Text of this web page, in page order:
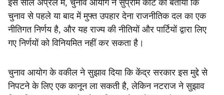
इस साल अप्रैल में, चुनाव आयोग ने सुप्रीम कोर्ट को बताया कि
चुनाव से पहले या बाद में मुफ्त उपहार देना राजनीतिक दल का एक
नीतिगत निर्णय है, और यह राज्य की नीतियों और पार्टियों द्वारा लिए
गए निर्णयों को विनियमित नहीं कर सकता है।
चुनाव आयोग के वकील ने सुझाव दिया कि केंद्र सरकार इस मुद्दे से
निपटने के लिए एक कानून ला सकती है, लेकिन नटराज ने सुझाव